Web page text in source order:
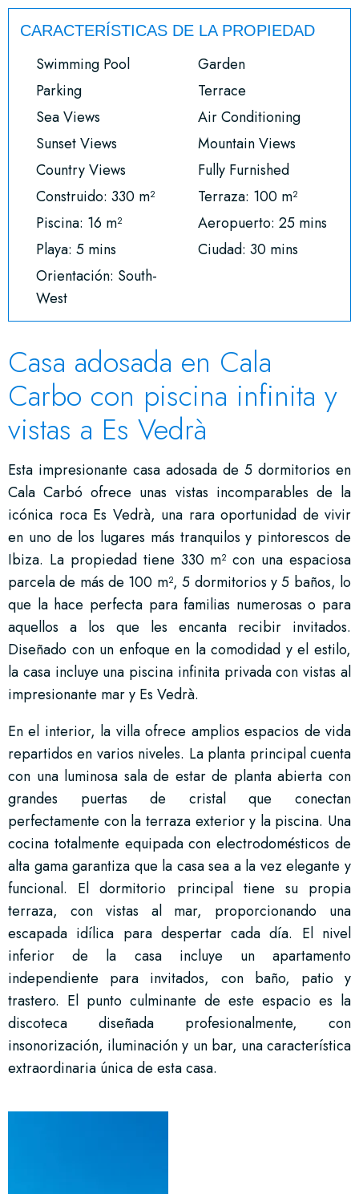
CARACTERÍSTICAS DE LA PROPIEDAD
Swimming Pool
Garden
Parking
Terrace
Sea Views
Air Conditioning
Sunset Views
Mountain Views
Country Views
Fully Furnished
Construido: 330 m²
Terraza: 100 m²
Piscina: 16 m²
Aeropuerto: 25 mins
Playa: 5 mins
Ciudad: 30 mins
Orientación: South-
West
Casa adosada en Cala
Carbo con piscina infinita y
vistas a Es Vedrà
Esta impresionante casa adosada de 5 dormitorios en
Cala Carbó ofrece unas vistas incomparables de la
icónica roca Es Vedrà, una rara oportunidad de vivir
en uno de los lugares más tranquilos y pintorescos de
Ibiza. La propiedad tiene 330 m² con una espaciosa
parcela de más de 100 m², 5 dormitorios y 5 baños, lo
que la hace perfecta para familias numerosas o para
aquellos a los que les encanta recibir invitados.
Diseñado con un enfoque en la comodidad y el estilo,
la casa incluye una piscina infinita privada con vistas al
impresionante mar y Es Vedrà.
En el interior, la villa ofrece amplios espacios de vida
repartidos en varios niveles. La planta principal cuenta
con una luminosa sala de estar de planta abierta con
grandes puertas de cristal que conectan
perfectamente con la terraza exterior y la piscina. Una
cocina totalmente equipada con electrodomésticos de
alta gama garantiza que la casa sea a la vez elegante y
funcional. El dormitorio principal tiene su propia
terraza, con vistas al mar, proporcionando una
escapada idílica para despertar cada día. El nivel
inferior de la casa incluye un apartamento
independiente para invitados, con baño, patio y
trastero. El punto culminante de este espacio es la
discoteca diseñada profesionalmente, con
insonorización, iluminación y un bar, una característica
extraordinaria única de esta casa.